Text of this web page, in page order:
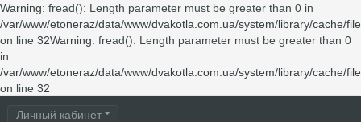
Warning: fread(): Length parameter must be greater than 0 in
/var/www/etoneraz/data/www/dvakotla.com.ua/system/library/cache/
on line 32Warning: fread(): Length parameter must be greater than 0
in
/var/www/etoneraz/data/www/dvakotla.com.ua/system/library/cache/
on line 32
Личный кабинет